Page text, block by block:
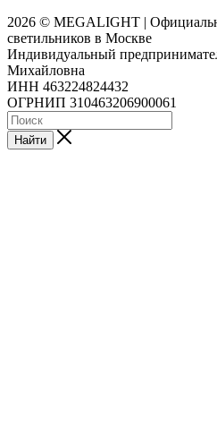
2026 © MEGALIGHT |
светильников в Москве
Индивидуальный
Михайловна
ИНН 463224824432
ОГРНИП 310463206900061
Найти